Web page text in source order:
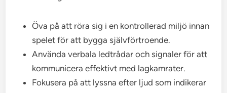
Öva på att röra sig i en kontrollerad miljö innan
spelet för att bygga självförtroende.
Använda verbala ledtrådar och signaler för att
kommunicera effektivt med lagkamrater.
Fokusera på att lyssna efter ljud som indikerar